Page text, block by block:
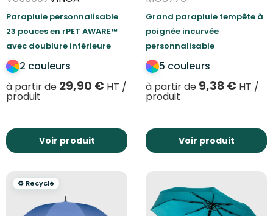
Parapluie personnalisable
23 pouces en rPET AWARE™
avec doublure intérieure
2 couleurs
à partir de 29,90 € HT /
produit
Voir produit
Grand parapluie tempête à
poignée incurvée
personnalisable
5 couleurs
à partir de 9,38€ HT /
produit
Voir produit
♻️ Recyclé